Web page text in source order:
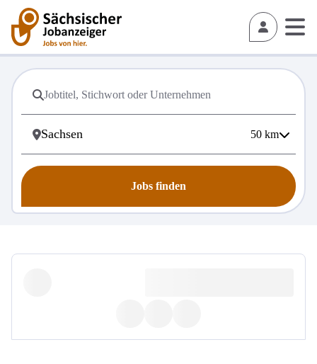
50 km
Jobs finden